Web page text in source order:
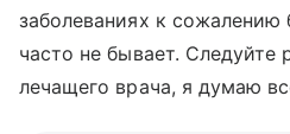
заболеваниях к сожалению
часто не бывает. Следуйте
лечащего врача, я думаю